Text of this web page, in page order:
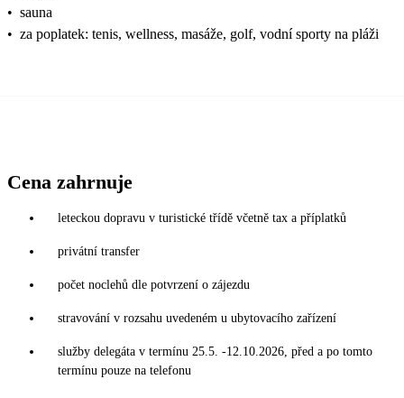
• sauna
• za poplatek: tenis, wellness, masáže, golf, vodní sporty na pláži
Cena zahrnuje
leteckou dopravu v turistické třídě včetně tax a příplatků
privátní transfer
počet noclehů dle potvrzení o zájezdu
stravování v rozsahu uvedeném u ubytovacího zařízení
služby delegáta v termínu 25.5. -12.10.2026, před a po tomto
termínu pouze na telefonu